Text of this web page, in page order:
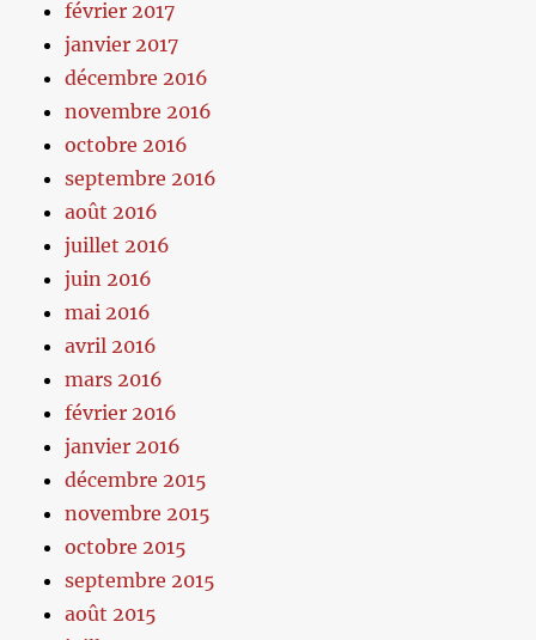
février 2017
janvier 2017
décembre 2016
novembre 2016
octobre 2016
septembre 2016
août 2016
juillet 2016
juin 2016
mai 2016
avril 2016
mars 2016
février 2016
janvier 2016
décembre 2015
novembre 2015
octobre 2015
septembre 2015
août 2015